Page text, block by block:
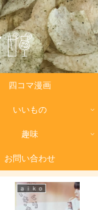
四コマ漫画
いいもの
趣味
お問い合わせ
ａｉｋｏ